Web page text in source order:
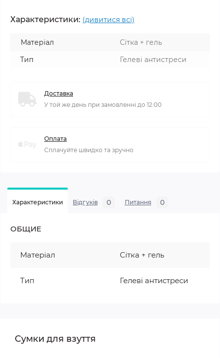
Характеристики: (дивитися всі)
Матеріал
Сітка + гель
Тип
Гелеві антистреси
Доставка
У той же день при замовленні до 12:00
Оплата
Сплачуйте швидко та зручно
Характеристики Відгуків 0 Питання 0
ОБЩИЕ
Матеріал Сітка + гель
Тип Гелеві антистреси
Сумки для взуття